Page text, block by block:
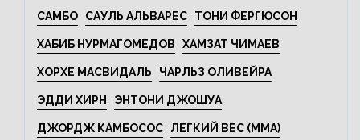
САМБО САУЛЬ АЛЬВАРЕС ТОНИ ФЕРГЮСОН
ХАБИБ НУРМАГОМЕДОВ ХАМЗАТ ЧИМАЕВ
ХОРХЕ МАСВИДАЛЬ ЧАРЛЬЗ ОЛИВЕЙРА
ЭДДИ ХИРН ЭНТОНИ ДЖОШУА
ДЖОРДЖ КАМБОСОС ЛЕГКИЙ ВЕС (MMA)